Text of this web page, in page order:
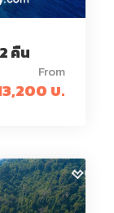
คืน
From
บ.